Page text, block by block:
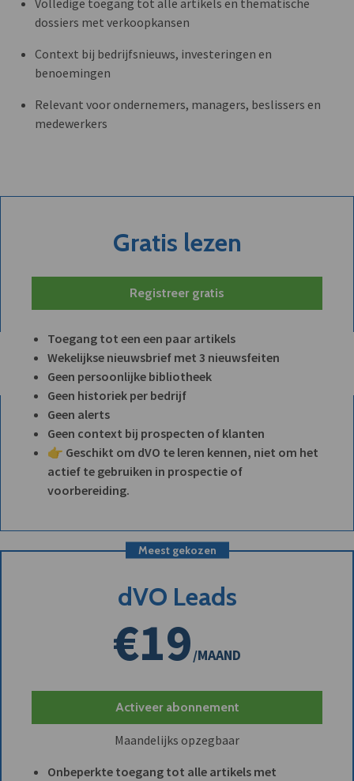
Volledige toegang tot alle artikels en thematische
dossiers met verkoopkansen
Context bij bedrijfsnieuws, investeringen en
benoemingen
Relevant voor ondernemers, managers, beslissers en
medewerkers
Gratis lezen
Registreer gratis
Toegang tot een een paar artikels
Wekelijkse nieuwsbrief met 3 nieuwsfeiten
Geen persoonlijke bibliotheek
Geen historiek per bedrijf
Geen alerts
Geen context bij prospecten of klanten
👉 Geschikt om dVO te leren kennen, niet om het
actief te gebruiken in prospectie of
voorbereiding.
Meest gekozen
dVO Leads
€19/MAAND
Activeer abonnement
Maandelijks opzegbaar
Onbeperkte toegang tot alle artikels met